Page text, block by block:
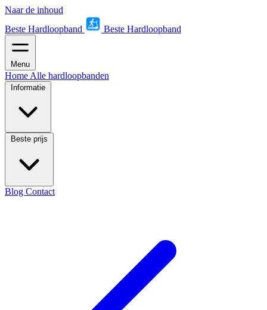
Naar de inhoud
Beste Hardloopband
Beste Hardloopband
Menu
Home Alle hardloopbanden
Informatie
Beste prijs
Blog Contact